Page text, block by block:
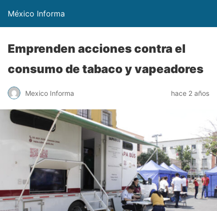
México Informa
Emprenden acciones contra el
consumo de tabaco y vapeadores
Mexico Informa hace 2 años